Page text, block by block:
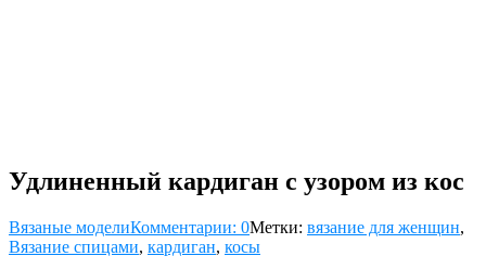
Удлиненный кардиган с узором из кос
Вязаные моделиКомментарии: 0Метки: вязание для женщин,
Вязание спицами, кардиган, косы